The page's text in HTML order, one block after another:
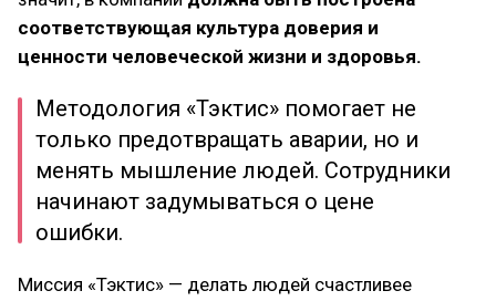
соответствующая культура доверия и
ценности человеческой жизни и здоровья.
Методология «Тэктис» помогает не
только предотвращать аварии, но и
менять мышление людей. Сотрудники
начинают задумываться о цене
ошибки.
Миссия «Тэктис» — делать людей счастливее